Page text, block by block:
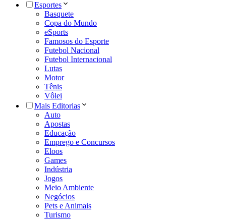
Esportes
Basquete
Copa do Mundo
eSports
Famosos do Esporte
Futebol Nacional
Futebol Internacional
Lutas
Motor
Tênis
Vôlei
Mais Editorias
Auto
Apostas
Educação
Emprego e Concursos
Eloos
Games
Indústria
Jogos
Meio Ambiente
Negócios
Pets e Animais
Turismo